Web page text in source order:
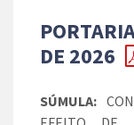
DE 2026
SÚMULA: